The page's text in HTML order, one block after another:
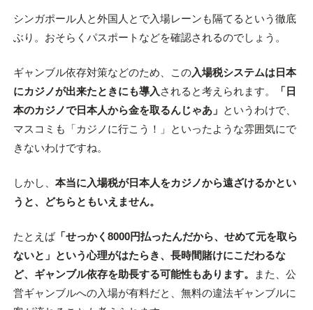
シンガポール人と外国人とで入場レーンも隔てるという徹底
ぶり。おそらくパスポートなどを確認されるのでしょう。
ギャンブル依存対策などのため、この入場税システムは日本
にカジノが出来たときにも導入 されると考えられます。
「日
本のカジノで日本人から金を取るんじゃあ」 というわけで、
マスコミも「カジノに行こう！」といったような雰囲気にで
きないわけですね。
しかし、 本当に入場税が日本人をカジノから遠ざけるかとい
うと、どちらともいえません。
たとえば「せっかく8000円払ったんだから、せめて元を取ら
ないと」という心理がはたらき、長時間賭けにこだわるな
ど、ギャンブル依存を助長する可能性もあります。
また、公
営ギャンブルへの入場が有料だと、無料の違法ギャンブルに